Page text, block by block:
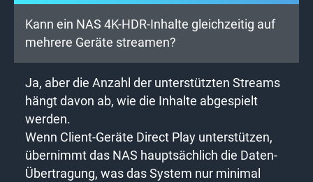
Kann ein NAS 4K-HDR-Inhalte gleichzeitig auf
mehrere Geräte streamen?
Ja, aber die Anzahl der unterstützten Streams
hängt davon ab, wie die Inhalte abgespielt
werden.
Wenn Client-Geräte Direct Play unterstützen,
übernimmt das NAS hauptsächlich die Daten-
Übertragung, was das System nur minimal